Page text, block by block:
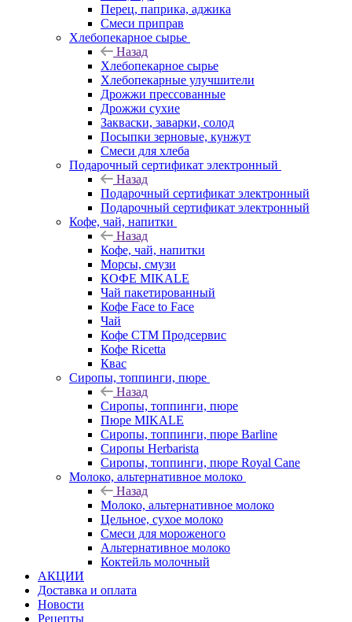
Перец, паприка, аджика
Смеси приправ
Хлебопекарное сырье
Назад
Хлебопекарное сырье
Хлебопекарные улучшители
Дрожжи прессованные
Дрожжи сухие
Закваски, заварки, солод
Посыпки зерновые, кунжут
Смеси для хлеба
Подарочный сертификат электронный
Назад
Подарочный сертификат электронный
Подарочный сертификат электронный
Кофе, чай, напитки
Назад
Кофе, чай, напитки
Морсы, смузи
КОФЕ MIKALE
Чай пакетированный
Кофе Face to Face
Чай
Кофе СТМ Продсервис
Кофе Ricetta
Квас
Сиропы, топпинги, пюре
Назад
Сиропы, топпинги, пюре
Пюре MIKALE
Сиропы, топпинги, пюре Barline
Сиропы Herbarista
Сиропы, топпинги, пюре Royal Cane
Молоко, альтернативное молоко
Назад
Молоко, альтернативное молоко
Цельное, сухое молоко
Смеси для мороженого
Альтернативное молоко
Коктейль молочный
АКЦИИ
Доставка и оплата
Новости
Рецепты